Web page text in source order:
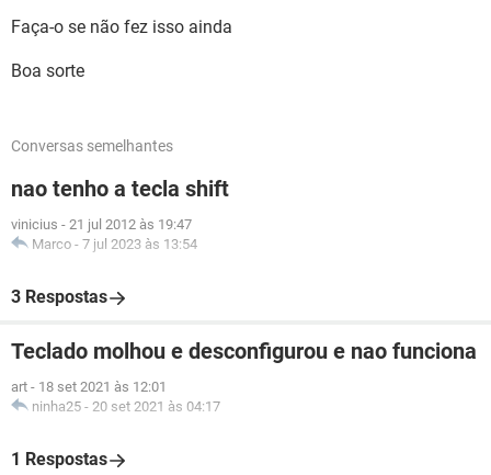
Faça-o se não fez isso ainda
Boa sorte
Conversas semelhantes
nao tenho a tecla shift
vinicius - 21 jul 2012 às 19:47
Marco - 7 jul 2023 às 13:54
3 Respostas
Teclado molhou e desconfigurou e nao funciona
art - 18 set 2021 às 12:01
ninha25 - 20 set 2021 às 04:17
1 Respostas